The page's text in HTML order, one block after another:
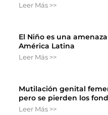
Leer Más >>
El Niño es una
América Latina
Leer Más >>
Mutilación genital
pero se pierden los
Leer Más >>